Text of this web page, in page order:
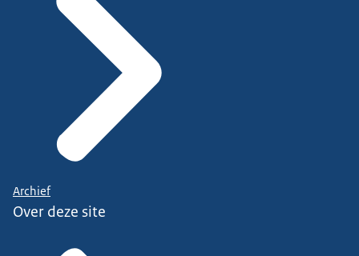
Archief
Over deze site